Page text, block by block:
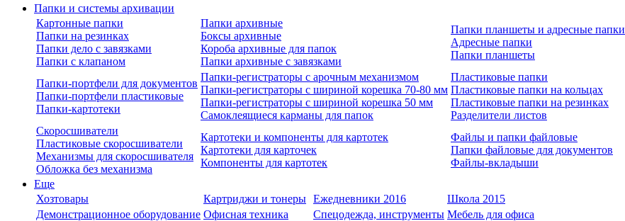
Папки и системы архивации
Картонные папки
Папки на резинках
Папки дело с завязками
Папки с клапаном
Папки архивные
Боксы архивные
Короба архивные для папок
Папки архивные с завязками
Папки планшеты и адресные папки
Адресные папки
Папки планшеты
Папки-портфели для документов
Папки-портфели пластиковые
Папки-картотеки
Папки-регистраторы с арочным механизмом
Папки-регистраторы с шириной корешка 70-80 мм
Папки-регистраторы с шириной корешка 50 мм
Самоклеящиеся карманы для папок
Пластиковые папки
Пластиковые папки на кольцах
Пластиковые папки на резинках
Разделители листов
Скоросшиватели
Пластиковые скоросшиватели
Механизмы для скоросшивателя
Обложка без механизма
Картотеки и компоненты для картотек
Картотеки для карточек
Компоненты для картотек
Файлы и папки файловые
Папки файловые для документов
Файлы-вкладыши
Еще
Хозтовары
Картриджи и тонеры Ежедневники 2016
Школа 2015
Демонстрационное оборудование Офисная техника Спецодежда, инструменты Мебель для офиса